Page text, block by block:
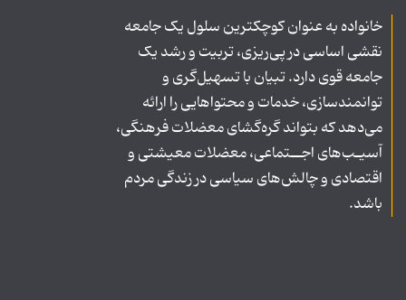
خانواده به عنوان کوچکترین سلول یک جامعه
نقشی اساسی در پی‌ریزی، تربیت و رشد یک
جامعه قوی دارد. تبیان با تسهیل‌گری و
توانمندسازی، خدمات و محتواهایی را ارائه
می‌دهد که بتواند گره‌گشای معضلات فرهنگی،
آسیـب‌های اجــتماعی، معضلات معیشتی و
اقتصادی و چالش‌های سیاسی در زندگی مردم
باشد.